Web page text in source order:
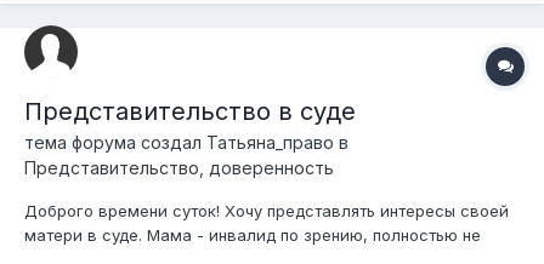
Представительство в суде
тема форума создал Татьяна_право в
Представительство, доверенность
Доброго времени суток! Хочу представлять интересы своей
матери в суде. Мама - инвалид по зрению, полностью не